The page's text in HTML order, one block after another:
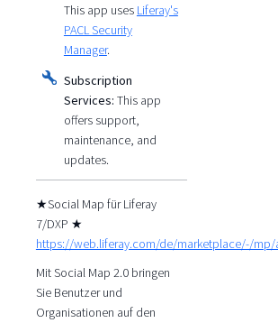
This app uses Liferay's
PACL Security
Manager.
Subscription
Services: This app
offers support,
maintenance, and
updates.
★Social Map für Liferay
7/DXP ★
https://web.liferay.com/de/marketplace/-/
Mit Social Map 2.0 bringen
Sie Benutzer und
Organisationen auf den